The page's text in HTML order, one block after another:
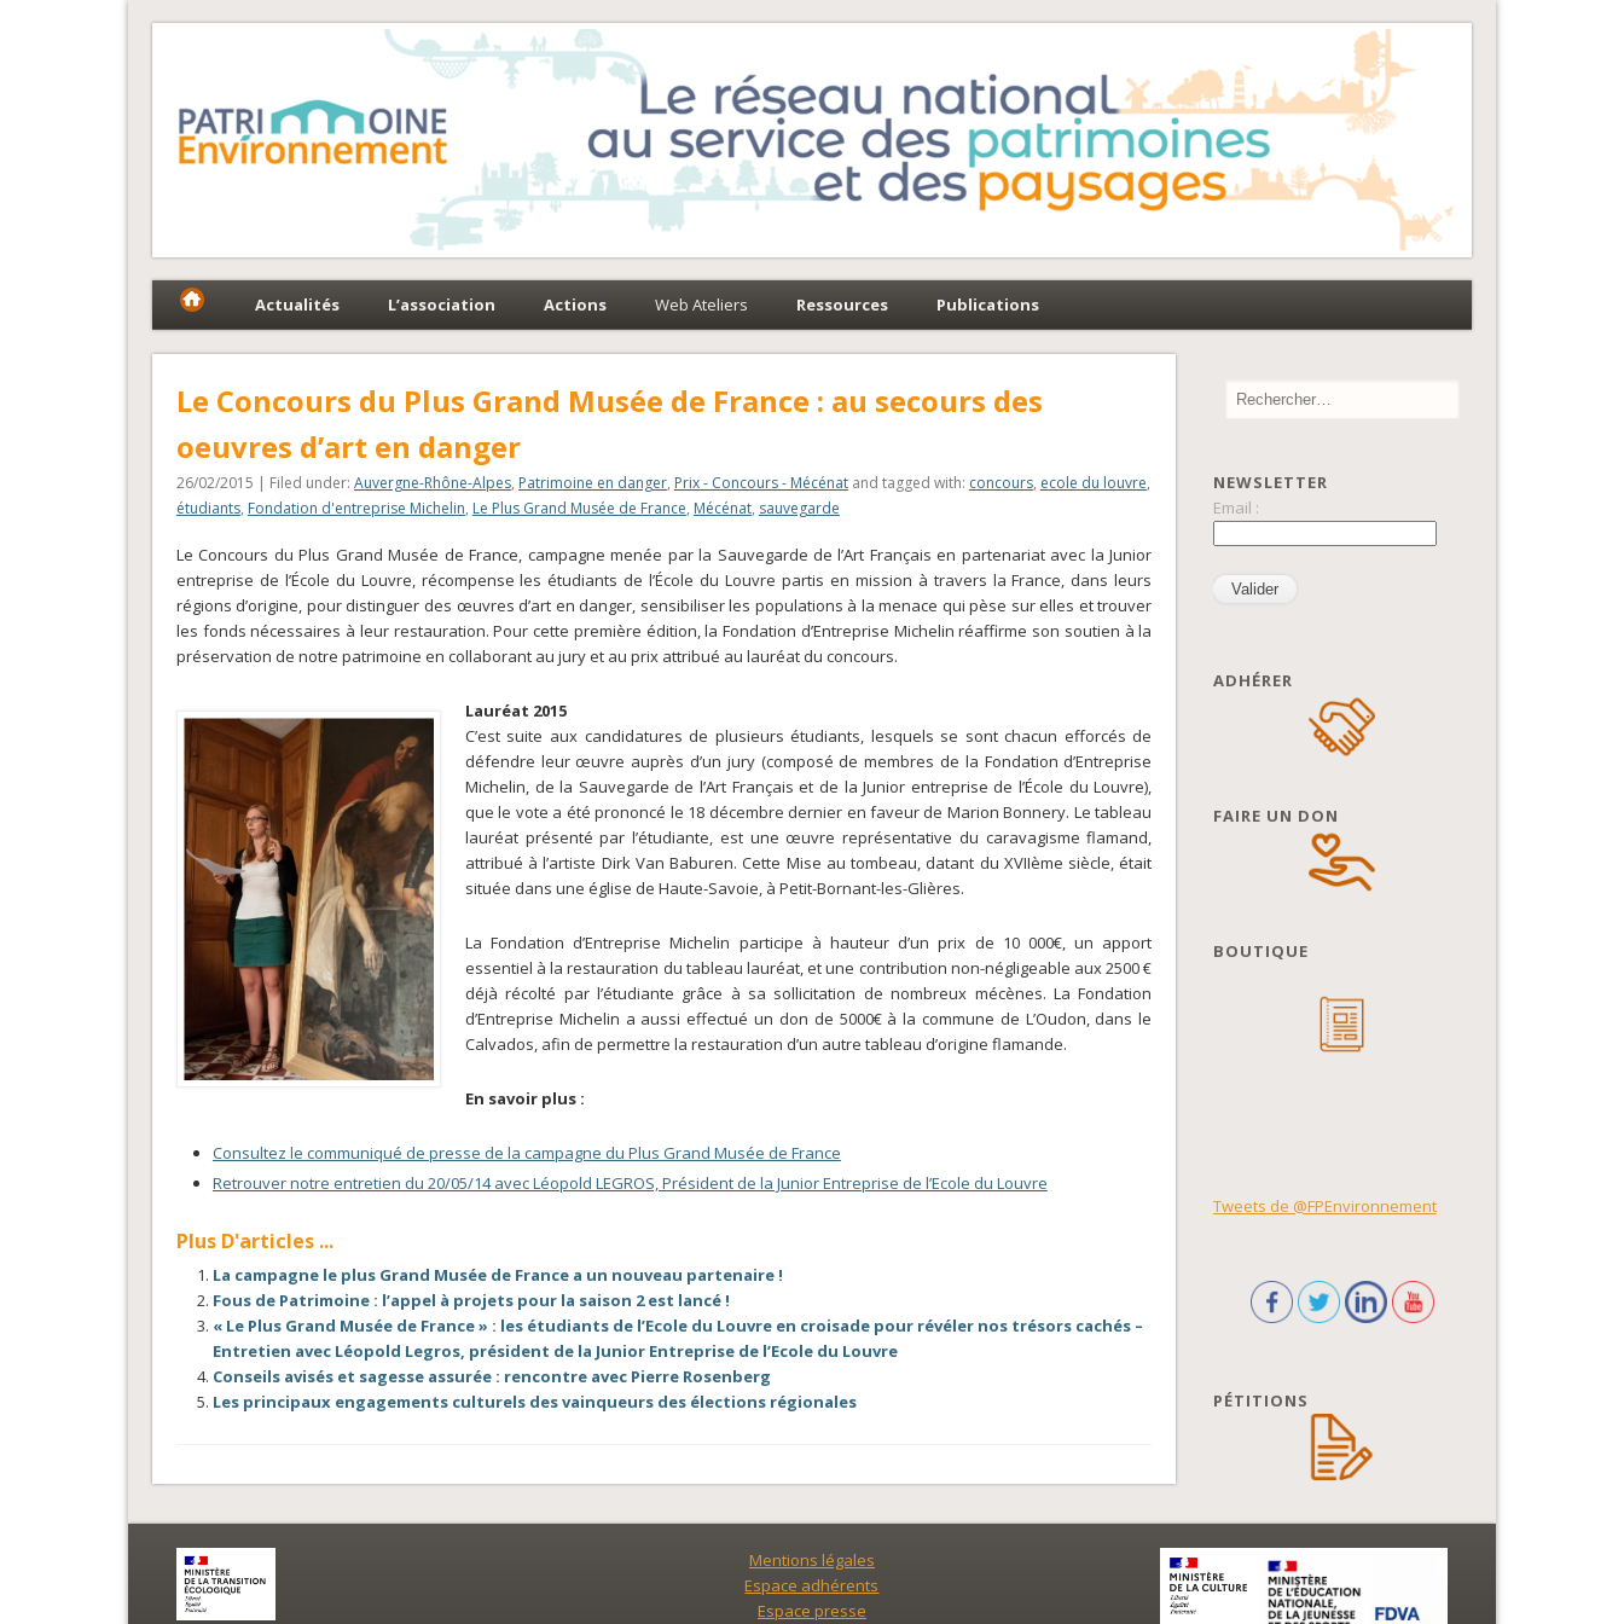
Fédération Patrimoine-Environnement
Actualités L’association Actions Web Ateliers Ressources Publications
Le Concours du Plus Grand Musée de France : au secours des
oeuvres d’art en danger
26/02/2015 | Filed under: Auvergne-Rhône-Alpes, Patrimoine en danger, Prix - Concours - Mécénatand tagged with: concours, ecole du louvre,
étudiants, Fondation d'entreprise Michelin, Le Plus Grand Musée de France, Mécénat, sauvegarde
Le Concours du Plus Grand Musée de France, campagne menée par la Sauvegarde de l’Art Français en partenariat avec la Junior
entreprise de l’École du Louvre, récompense les étudiants de l’École du Louvre partis en mission à travers la France, dans leurs
régions d’origine, pour distinguer des œuvres d’art en danger, sensibiliser les populations à la menace qui pèse sur elles et trouver
les fonds nécessaires à leur restauration. Pour cette première édition, la Fondation d’Entreprise Michelin réaffirme son soutien à la
préservation de notre patrimoine en collaborant au jury et au prix attribué au lauréat du concours.
Lauréat 2015
C’est suite aux candidatures de plusieurs étudiants, lesquels se sont chacun efforcés de
défendre leur œuvre auprès d’un jury (composé de membres de la Fondation d’Entreprise
Michelin, de la Sauvegarde de l’Art Français et de la Junior entreprise de l’École du Louvre),
que le vote a été prononcé le 18 décembre dernier en faveur de Marion Bonnery. Le tableau
lauréat présenté par l’étudiante, est une œuvre représentative du caravagisme flamand,
attribué à l’artiste Dirk Van Baburen. Cette Mise au tombeau, datant du XVIIème siècle, était
située dans une église de Haute-Savoie, à Petit-Bornant-les-Glières.
La Fondation d’Entreprise Michelin participe à hauteur d’un prix de 10 000€, un apport
essentiel à la restauration du tableau lauréat, et une contribution non-négligeable aux 2500 €
déjà récolté par l’étudiante grâce à sa sollicitation de nombreux mécènes. La Fondation
d’Entreprise Michelin a aussi effectué un don de 5000€ à la commune de L’Oudon, dans le
Calvados, afin de permettre la restauration d’un autre tableau d’origine flamande.
En savoir plus :
Consultez le communiqué de presse de la campagne du Plus Grand Musée de France
Retrouver notre entretien du 20/05/14 avec Léopold LEGROS, Président de la Junior Entreprise de l’Ecole du Louvre
Plus D'articles ...
La campagne le plus Grand Musée de France a un nouveau partenaire !
Fous de Patrimoine : l’appel à projets pour la saison 2 est lancé !
« Le Plus Grand Musée de France » : les étudiants de l’Ecole du Louvre en croisade pour révéler nos trésors cachés –
Entretien avec Léopold Legros, président de la Junior Entreprise de l’Ecole du Louvre
Conseils avisés et sagesse assurée : rencontre avec Pierre Rosenberg
Les principaux engagements culturels des vainqueurs des élections régionales
NEWSLETTER
Email :
ADHÉRER
FAIRE UN DON
BOUTIQUE
Tweets de @FPEnvironnement
PÉTITIONS
Mentions légales
Espace adhérents
Espace presse